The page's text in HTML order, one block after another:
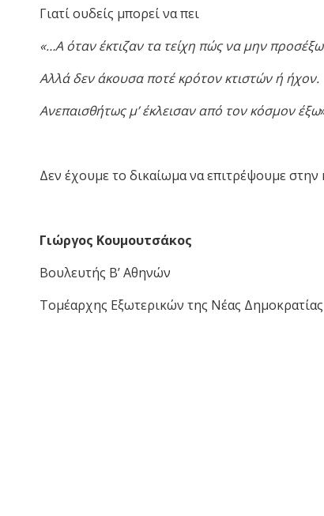
Γιατί ουδείς μπορεί να πει
«…A όταν έκτιζαν τα τείχη πώς να μην
Aλλά δεν άκουσα ποτέ κρότον κτιστών ή ήχον.
Ανεπαισθήτως μ’ έκλεισαν από τον κόσμον έξω
Δεν έχουμε το δικαίωμα να επιτρέψουμε
Γιώργος Κουμουτσάκος
Βουλευτής Β’ Αθηνών
Τομέαρχης Εξωτερικών της Νέας Δημοκρατίας